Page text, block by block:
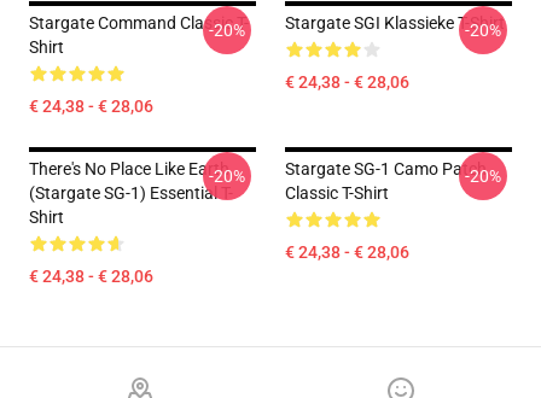
Stargate Command Classic T-
Shirt
€ 24,38 - € 28,06
-20% Stargate SGI Klassieke T-Shirt
€ 24,38 - € 28,06
-20%
There's No Place Like Earth
(stargate SG-1) Essential T-
Shirt
€ 24,38 - € 28,06
-20%
Stargate SG-1 Camo Patch
Classic T-Shirt
€ 24,38 - € 28,06
-20%